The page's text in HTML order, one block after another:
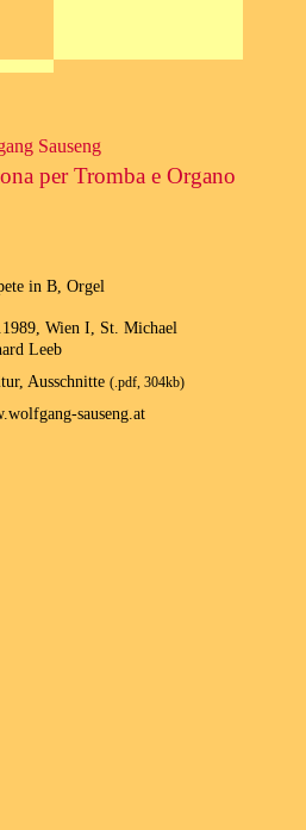
Sauseng
per Tromba e Organo
in B, Orgel
Wien I, St. Michael
Leeb
Ausschnitte (.pdf, 304kb)
sauseng.at